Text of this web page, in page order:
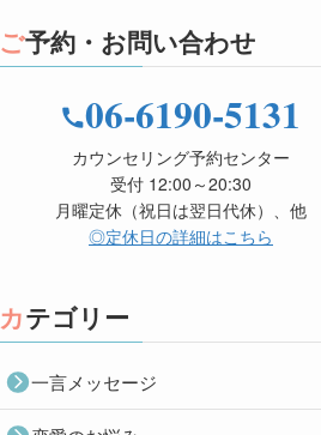
ご予約・お問い合わせ
06-6190-5131
カウンセリング予約センター
受付 12:00～20:30
月曜定休（祝日は翌日代休）、他
◎定休日の詳細はこちら
カテゴリー
一言メッセージ